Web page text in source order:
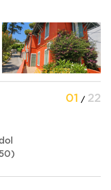
01 / 22
CRITÈRES
PARKING